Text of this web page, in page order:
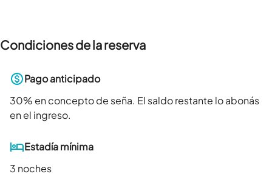
Condiciones de la reserva
Pago anticipado
30% en concepto de seña. El saldo restante lo abonás
en el ingreso.
Estadía mínima
3 noches